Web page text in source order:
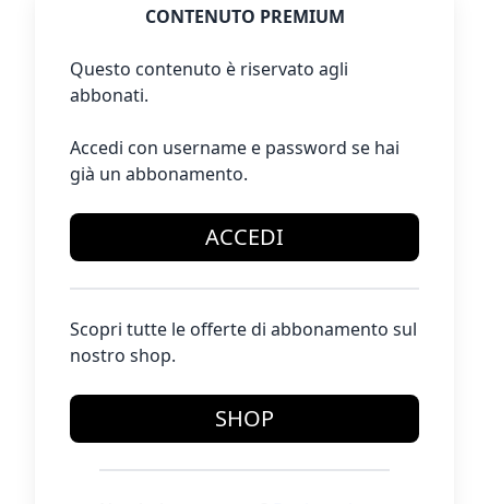
CONTENUTO PREMIUM
Questo contenuto è riservato agli
abbonati.
Accedi con username e password se hai
già un abbonamento.
ACCEDI
Scopri tutte le offerte di abbonamento sul
nostro shop.
SHOP